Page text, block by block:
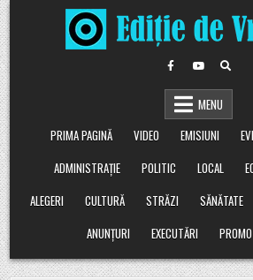
Skip
to
content
MENU
PRIMA PAGINĂ
VIDEO EMISIUNI
ADMINISTRAȚIE
POLITIC LOCAL
ALEGERI
CULTURĂ STRĂZI SĂNĂTATE
ANUNȚURI
EXECUTĂRI PROMO